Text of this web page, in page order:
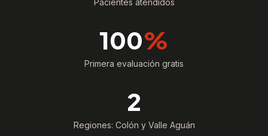
Pacientes atendidos
100%
Primera evaluación gratis
2
Regiones: Colón y Valle Aguán